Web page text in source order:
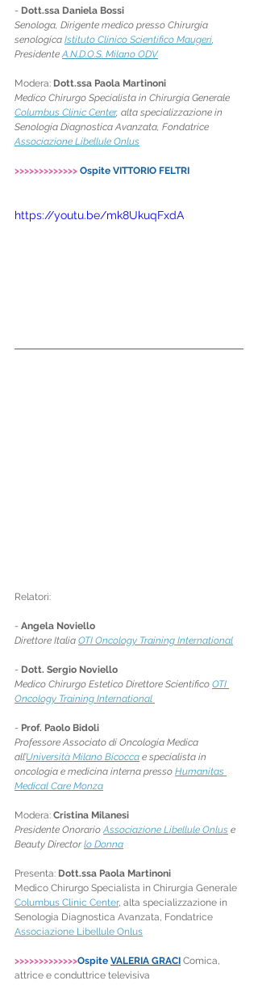
- Dott.ssa Daniela Bossi
Senologa, Dirigente medico presso Chirurgia
senologica Istituto Clinico Scientifico Maugeri,
Presidente A.N.D.O.S. Milano ODV
Modera: Dott.ssa Paola Martinoni
Medico Chirurgo Specialista in Chirurgia Generale
Columbus Clinic Center, alta specializzazione in
Senologia Diagnostica Avanzata, Fondatrice
Associazione Libellule Onlus
>>>>>>>>>>>>> Ospite VITTORIO FELTRI
https://youtu.be/mk8UkuqFxdA
Relatori:
- Angela Noviello
Direttore Italia OTI Oncology Training International
- Dott. Sergio Noviello
Medico Chirurgo Estetico Direttore Scientifico OTI
Oncology Training International
- Prof. Paolo Bidoli
Professore Associato di Oncologia Medica
all’Università Milano Bicocca e specialista in
oncologia e medicina interna presso Humanitas
Medical Care Monza
Modera: Cristina Milanesi
Presidente Onorario Associazione Libellule Onlus e
Beauty Director lo Donna
Presenta: Dott.ssa Paola Martinoni
Medico Chirurgo Specialista in Chirurgia Generale
Columbus Clinic Center, alta specializzazione in
Senologia Diagnostica Avanzata, Fondatrice
Associazione Libellule Onlus
>>>>>>>>>>>>>Ospite VALERIA GRACI Comica,
attrice e conduttrice televisiva